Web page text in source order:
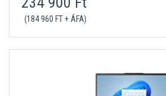
(184 960 FT + ÁFA)